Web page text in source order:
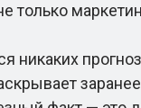
только